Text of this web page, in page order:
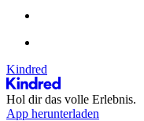
Kindred
Hol dir das volle Erlebnis.
App herunterladen